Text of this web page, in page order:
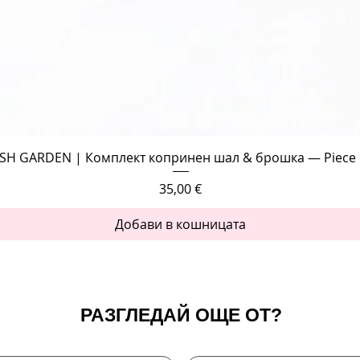
Бърз преглед
GARDEN | Комплект копринен шал & брошка — Piece
Цена
35,00 €
Добави в кошницата
РАЗГЛЕДАЙ ОЩЕ ОТ?